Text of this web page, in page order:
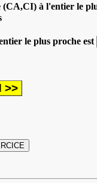
à l'entier le
le plus proche est